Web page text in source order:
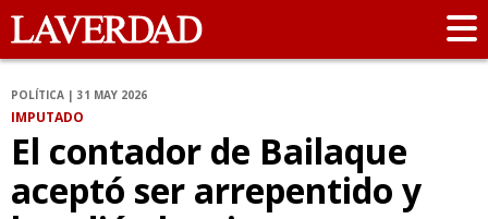
POLÍTICA | 31 MAY 2026
IMPUTADO
El contador de Bailaque
aceptó ser arrepentido y